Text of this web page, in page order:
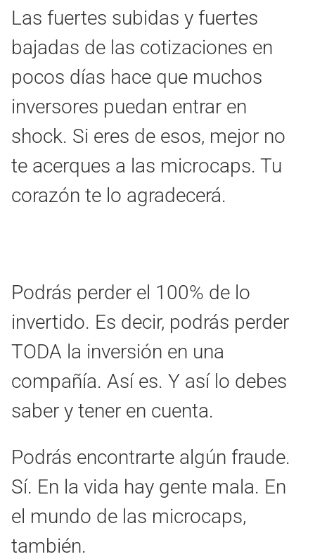
Las fuertes subidas y fuertes
bajadas de las cotizaciones en
pocos días hace que muchos
inversores puedan entrar en
shock. Si eres de esos, mejor no
te acerques a las microcaps. Tu
corazón te lo agradecerá.
Podrás perder el 100% de lo
invertido. Es decir, podrás perder
TODA la inversión en una
compañía. Así es. Y así lo debes
saber y tener en cuenta.
Podrás encontrarte algún fraude.
Sí. En la vida hay gente mala. En
el mundo de las microcaps,
también.